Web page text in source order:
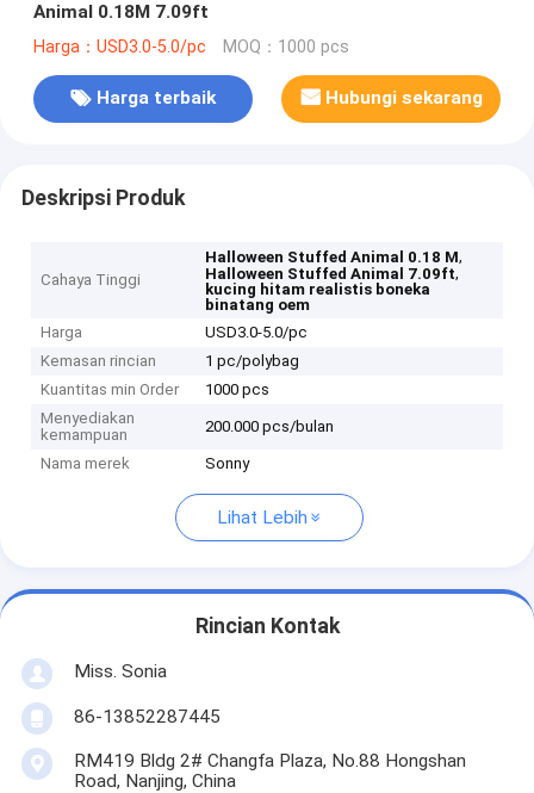
Animal 0.18M 7.09ft
Harga：USD3.0-5.0/pc MOQ：1000 pcs
Harga terbaik Hubungi sekarang
Deskripsi Produk
Cahaya Tinggi
Halloween Stuffed Animal 0.18 M,
Halloween Stuffed Animal 7.09ft,
kucing hitam realistis boneka
binatang oem
Harga
USD3.0-5.0/pc
Kemasan rincian
1 pc/polybag
Kuantitas min Order
1000 pcs
Menyediakan
kemampuan
200.000 pcs/bulan
Nama merek Sonny
Lihat Lebih
Rincian Kontak
Miss. Sonia
86-13852287445
RM419 Bldg 2# Changfa Plaza, No.88 Hongshan
Road, Nanjing, China